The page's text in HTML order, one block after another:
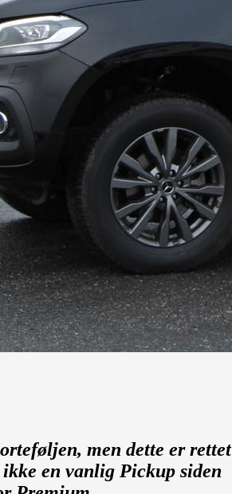
men dette er rettet
en vanlig Pickup siden